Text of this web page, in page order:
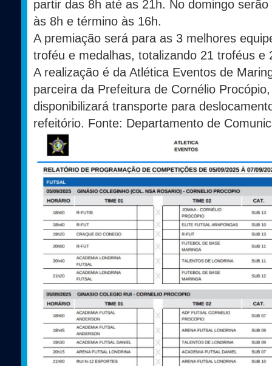
partir das 8h até as 21h. No domingo
às 8h e término às 16h.
A premiação será para as 3 melhores
troféu e medalhas, totalizando 21 troféus e
A realização é da Atlética Eventos de
parceira da Prefeitura de Cornélio
disponibilizará transporte para
refeitório. Fonte: Departamento de